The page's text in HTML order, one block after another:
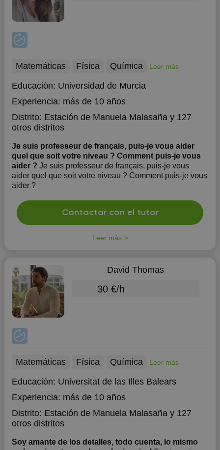
Matemáticas Física Química Leer más
Educación: Universidad de Murcia
Experiencia: más de 10 años
Distrito: Estación de Manuela Malasañay 127
otros distritos
Je suis professeur de français, puis-je vous aider
quel que soit votre niveau ? Comment puis-je vous
aider ? Je suis professeur de français, puis-je vous
aider quel que soit votre niveau ? Comment puis-je vous
aider ?
Contactar con el tutor
Leer más
David Thomas
30 €/h
Matemáticas Física Química Leer más
Educación: Universitat de las Illes Balears
Experiencia: más de 10 años
Distrito: Estación de Manuela Malasañay 127
otros distritos
Soy amante de los detalles, todo cuenta, lo mismo